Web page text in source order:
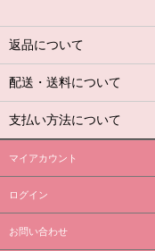
返品について
配送・送料について
支払い方法について
マイアカウント
ログイン
お問い合わせ